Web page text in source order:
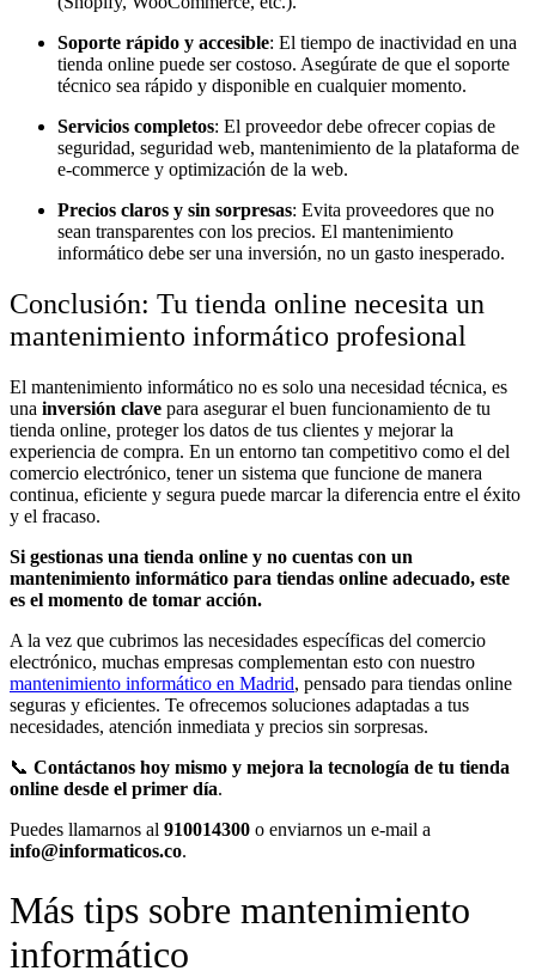
Soporte rápido y accesible: El tiempo de inactividad en una
tienda online puede ser costoso. Asegúrate de que el soporte
técnico sea rápido y disponible en cualquier momento.
Servicios completos: El proveedor debe ofrecer copias de
seguridad, seguridad web, mantenimiento de la plataforma de
e-commerce y optimización de la web.
Precios claros y sin sorpresas: Evita proveedores que no
sean transparentes con los precios. El mantenimiento
informático debe ser una inversión, no un gasto inesperado.
Conclusión: Tu tienda online necesita un
mantenimiento informático profesional
El mantenimiento informático no es solo una necesidad técnica, es
una inversión clave para asegurar el buen funcionamiento de tu
tienda online, proteger los datos de tus clientes y mejorar la
experiencia de compra. En un entorno tan competitivo como el del
comercio electrónico, tener un sistema que funcione de manera
continua, eficiente y segura puede marcar la diferencia entre el éxito
y el fracaso.
Si gestionas una tienda online y no cuentas con un
mantenimiento informático para tiendas online adecuado, este
es el momento de tomar acción.
A la vez que cubrimos las necesidades específicas del comercio
electrónico, muchas empresas complementan esto con nuestro
mantenimiento informático en Madrid, pensado para tiendas online
seguras y eficientes. Te ofrecemos soluciones adaptadas a tus
necesidades, atención inmediata y precios sin sorpresas.
📞 Contáctanos hoy mismo y mejora la tecnología de tu tienda
online desde el primer día.
Puedes llamarnos al 910014300 o enviarnos un e-mail a
info@informaticos.co.
Más tips sobre mantenimiento
informático